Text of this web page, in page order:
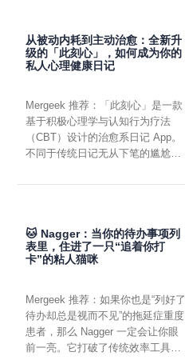
从被动内耗到主动治愈：全新升
级的「此刻心」，如何成为你的
私人心理健康日记
Mergeek 推荐：「此刻心」是一款
基于积极心理学与认知行为疗法
（CBT）设计的治愈系日记 App。
不同于传统日记无从下笔的尴尬，
🐱 Nagger：当你的待办事项列
表里，住进了一只“追着你打
卡”的粘人猫咪
Mergeek 推荐：如果你也是“列好了
待办却总是视而不见”的拖延症重度
患者，那么 Nagger 一定会让你眼
前一亮。它打破了传统效率工具冰